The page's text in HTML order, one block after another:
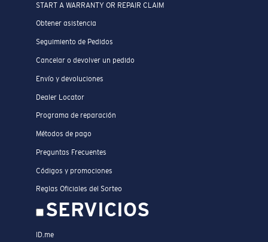
START A WARRANTY OR REPAIR CLAIM
Obtener asistencia
Seguimiento de Pedidos
Cancelar o devolver un pedido
Envío y devoluciones
Dealer Locator
Programa de reparación
Métodos de pago
Preguntas Frecuentes
Códigos y promociones
Reglas Oficiales del Sorteo
SERVICIOS
ID.me